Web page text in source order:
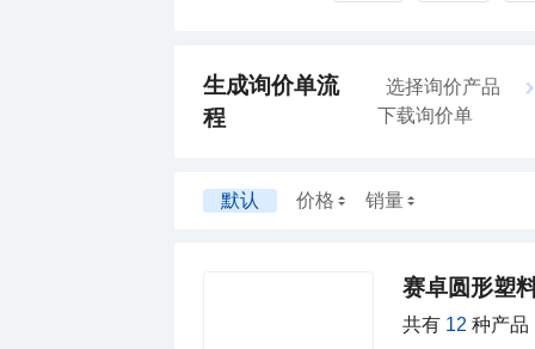
生成询价单流
程
选择询价产品
下载询价单
默认 价格 销量
赛卓圆形塑
共有 12 种产品